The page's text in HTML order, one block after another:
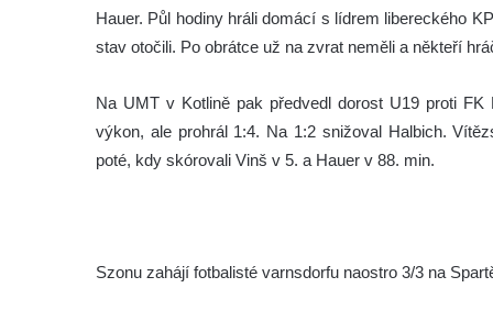
Hauer. Půl hodiny hráli domácí s lídrem libereckého
stav otočili. Po obrátce už na zvrat neměli a někteří
Na UMT v Kotlině pak předvedl dorost U19 proti
výkon, ale prohrál 1:4. Na 1:2 snižoval Halbich.
poté, kdy skórovali Vinš v 5. a Hauer v 88. min.
Szonu zahájí fotbalisté varnsdorfu naostro 3/3 na